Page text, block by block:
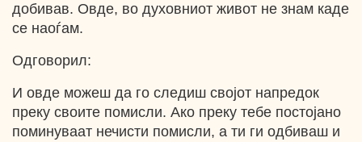
добивав. Овде, во духовниот живот не знам каде
се наоѓам.
Одговорил:
И овде можеш да го следиш својот напредок
преку своите помисли. Ако преку тебе постојано
поминуваат нечисти помисли, а ти ги одбиваш и